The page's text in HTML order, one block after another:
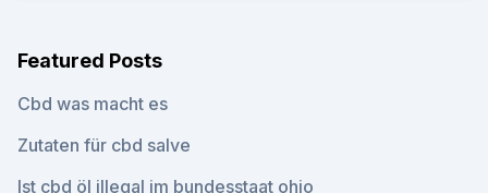
Featured Posts
Cbd was macht es
Zutaten für cbd salve
Ist cbd öl illegal im bundesstaat ohio